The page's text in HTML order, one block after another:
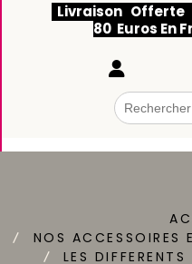
Livraison Offerte
80 Euros En
NOS ACCESSOIRES
LES